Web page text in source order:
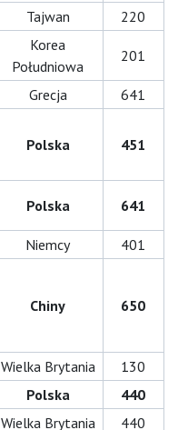
Tajwan
220
Korea
Południowa
201
Grecja
641
Polska 451
Polska 641
Niemcy
401
Chiny 650
Wielka Brytania
130
Polska
440
Wielka Brytania 440